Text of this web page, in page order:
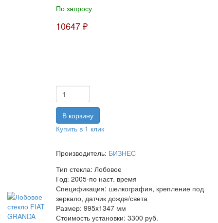
По запросу
10647 ₽
Купить в 1 клик
Производитель: БИЗНЕС
Тип стекла: Лобовое
Год: 2005-по наст. время
Спецификация: шелкография, крепление под
зеркало, датчик дождя/света
Размер: 995x1347 мм
Стоимость установки: 3300 руб.